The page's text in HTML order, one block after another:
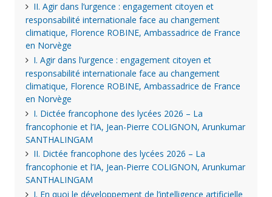
II. Agir dans l’urgence : engagement citoyen et
responsabilité internationale face au changement
climatique, Florence ROBINE, Ambassadrice de France
en Norvège
I. Agir dans l’urgence : engagement citoyen et
responsabilité internationale face au changement
climatique, Florence ROBINE, Ambassadrice de France
en Norvège
I. Dictée francophone des lycées 2026 – La
francophonie et l’IA, Jean-Pierre COLIGNON, Arunkumar
SANTHALINGAM
II. Dictée francophone des lycées 2026 – La
francophonie et l’IA, Jean-Pierre COLIGNON, Arunkumar
SANTHALINGAM
I. En quoi le développement de l’intelligence artificielle